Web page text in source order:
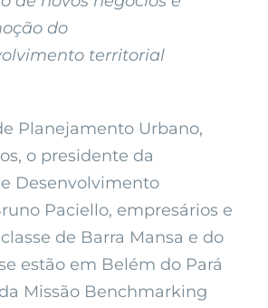
do
territorial
Planejamento Urbano,
o presidente da
Desenvolvimento
Paciello, empresários e
de Barra Mansa e do
estão em Belém do Pará
Missão Benchmarking